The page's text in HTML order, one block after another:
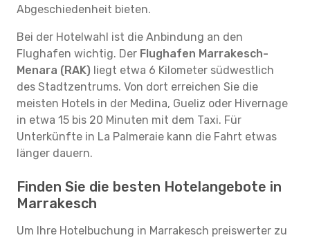
Abgeschiedenheit bieten.
Bei der Hotelwahl ist die Anbindung an den
Flughafen wichtig. Der Flughafen Marrakesch-
Menara (RAK) liegt etwa 6 Kilometer südwestlich
des Stadtzentrums. Von dort erreichen Sie die
meisten Hotels in der Medina, Gueliz oder Hivernage
in etwa 15 bis 20 Minuten mit dem Taxi. Für
Unterkünfte in La Palmeraie kann die Fahrt etwas
länger dauern.
Finden Sie die besten Hotelangebote in
Marrakesch
Um Ihre Hotelbuchung in Marrakesch preiswerter zu